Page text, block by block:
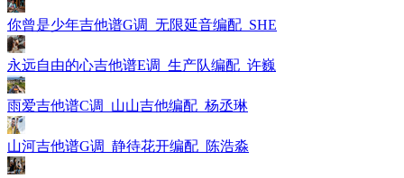
你曾是少年吉他谱G调_无限延音编配_SHE
永远自由的心吉他谱E调_生产队编配_许巍
雨爱吉他谱C调_山山吉他编配_杨丞琳
山河吉他谱G调_静待花开编配_陈浩淼